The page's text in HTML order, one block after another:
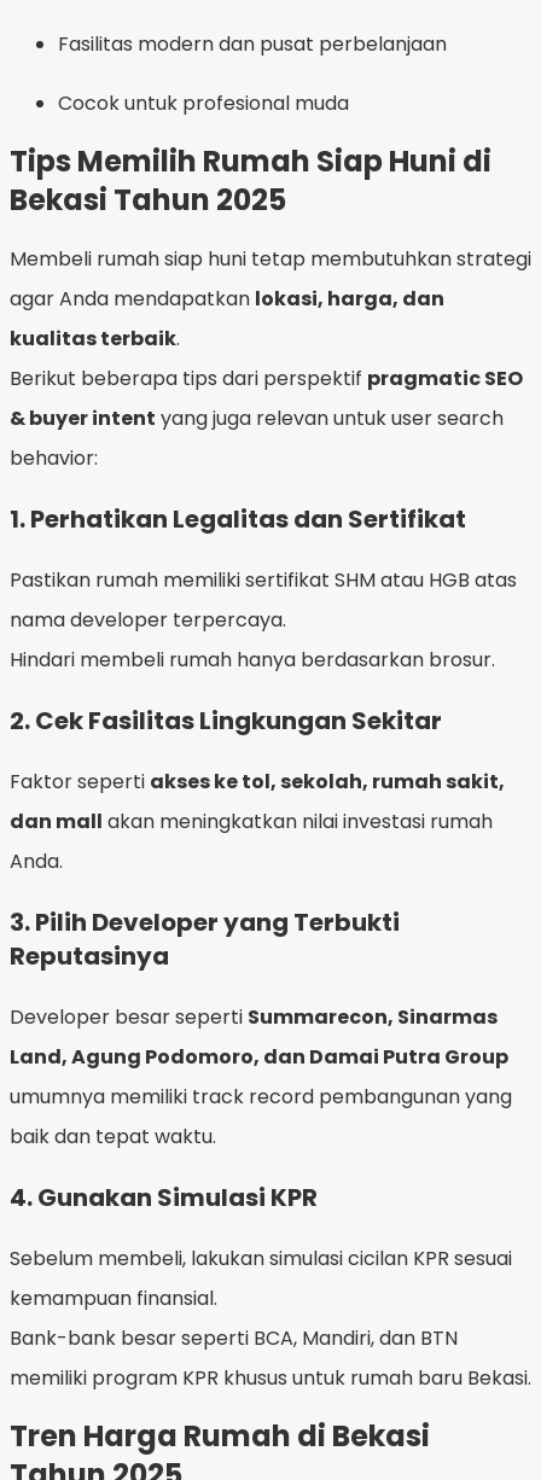
Fasilitas modern dan pusat perbelanjaan
Cocok untuk profesional muda
Tips Memilih Rumah Siap Huni di
Bekasi Tahun 2025
Membeli rumah siap huni tetap membutuhkan strategi
agar Anda mendapatkan lokasi, harga, dan
kualitas terbaik.
Berikut beberapa tips dari perspektif pragmatic SEO
& buyer intent yang juga relevan untuk user search
behavior:
1.Perhatikan Legalitas dan Sertifikat
Pastikan rumah memiliki sertifikat SHM atau HGB atas
nama developer terpercaya.
Hindari membeli rumah hanya berdasarkan brosur.
2.Cek Fasilitas Lingkungan Sekitar
Faktor seperti akses ke tol, sekolah, rumah sakit,
dan mall akan meningkatkan nilai investasi rumah
Anda.
3.Pilih Developer yang Terbukti
Reputasinya
Developer besar seperti Summarecon, Sinarmas
Land, Agung Podomoro, dan Damai Putra Group
umumnya memiliki track record pembangunan yang
baik dan tepat waktu.
4.Gunakan Simulasi KPR
Sebelum membeli, lakukan simulasi cicilan KPR sesuai
kemampuan finansial.
Bank-bank besar seperti BCA, Mandiri, dan BTN
memiliki program KPR khusus untuk rumah baru Bekasi.
Tren Harga Rumah di Bekasi